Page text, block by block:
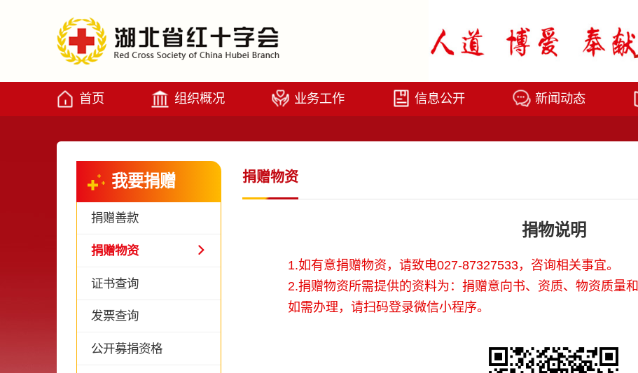
首页 组织概况 业务工作 信息公开 新闻动态
我要捐赠
捐赠善款
捐赠物资
证书查询
发票查询
公开募捐资格
捐赠物资
捐物说明
1.如有意捐赠物资，请致电027-87327533，咨询相关事宜。
2.捐赠物资所需提供的资料为：捐赠意向书、资质、物资质量和
如需办理，请扫码登录微信小程序。